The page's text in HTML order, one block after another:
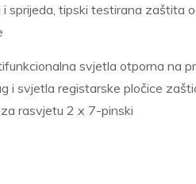
sprijeda, tipski testirana zaštita
svjetla otporna na
i svjetla registarske pločice
rasvjetu 2 x 7-pinski